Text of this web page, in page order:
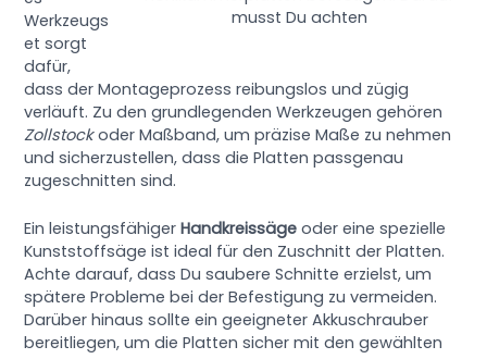
musst Du achten
Werkzeugs
et sorgt
dafür,
dass der Montageprozess reibungslos und zügig
verläuft. Zu den grundlegenden Werkzeugen gehören
Zollstockoder Maßband, um präzise Maße zu nehmen
und sicherzustellen, dass die Platten passgenau
zugeschnitten sind.
Ein leistungsfähigerHandkreissäge oder eine spezielle
Kunststoffsäge ist ideal für den Zuschnitt der Platten.
Achte darauf, dass Du saubere Schnitte erzielst, um
spätere Probleme bei der Befestigung zu vermeiden.
Darüber hinaus sollte ein geeigneter Akkuschrauber
bereitliegen, um die Platten sicher mit den gewählten